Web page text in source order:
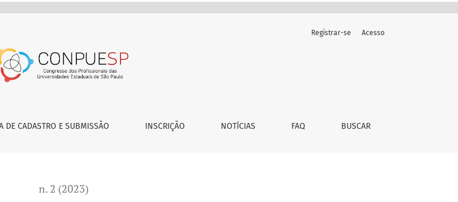
Cesar Lattes (BCCL): apoio informacional ao processo de ensino-aprendizagem à comunidade
DE CADASTRO E SUBMISSÃO INSCRIÇÃO NOTÍCIAS FAQ BUSCAR
Registrar-se Acesso
n. 2 (2023)